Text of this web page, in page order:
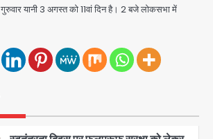
यानी 3 अगस्त को 11वां दिन है। 2 बजे लोकसभा में
करने वाले 11 बांग्लादेशी नागरिक सेंट्रल जिला
पुलिस के हत्थे चढ़े
Team JHJ
स्वतंत्रता दिवस पर फूलप्रूफ सुरक्षा को लेकर